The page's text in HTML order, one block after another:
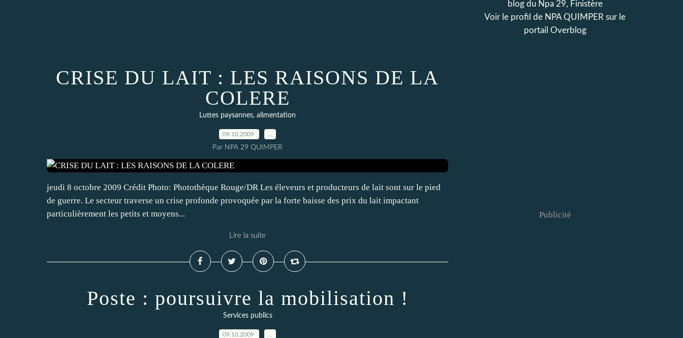
CRISE DU LAIT : LES RAISONS DE LA
COLERE
Luttes paysannes, alimentation
09.10.2009
Par NPA 29 QUIMPER
jeudi 8 octobre 2009 Crédit Photo: Photothèque Rouge/DR Les éleveurs et producteurs de lait sont sur le pied
de guerre. Le secteur traverse un crise profonde provoquée par la forte baisse des prix du lait impactant
particulièrement les petits et moyens...
Lire la suite
Poste : poursuivre la mobilisation !
Services publics
09.10.2009
blog du Npa 29, Finistère
Voir le profil de NPA QUIMPER sur le
portail Overblog
Publicité